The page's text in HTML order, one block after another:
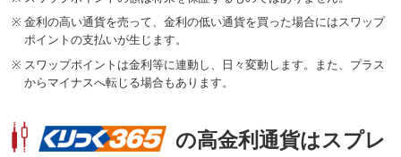
※ 金利の高い通貨を売って、金利の低い通貨を買った場合にはスワップ
ポイントの支払いが生じます。
※ スワップポイントは金利等に連動し、日々変動します。また、プラス
からマイナスへ転じる場合もあります。
の高金利通貨はスプレ